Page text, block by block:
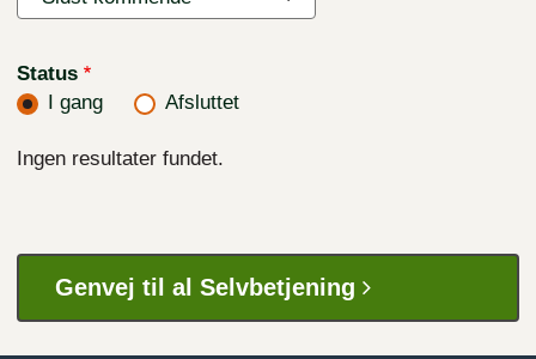
Status
I gang
Afsluttet
Ingen resultater fundet.
Genvej til al Selvbetjening